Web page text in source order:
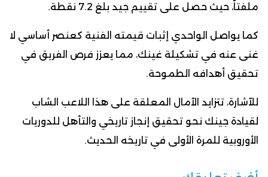
ملفتاً، حيث حصل على تقييم جيد بلغ 7.2 نقطة.
كما يواصل الواحدي إثبات قيمته الفنية كعنصر أساسي لا
غنى عنه في تشكيلة غينك، مما يعزز فرص الفريق في
تحقيق أهدافه الطموحة.
للآشارة، تتزايد الآمال المعلقة على هذا اللاعب الشاب
لقيادة جينك نحو تحقيق إنجاز تاريخي والتأهل للدوريات
الأوروبية للمرة الأولى في تاريخه الحديث.